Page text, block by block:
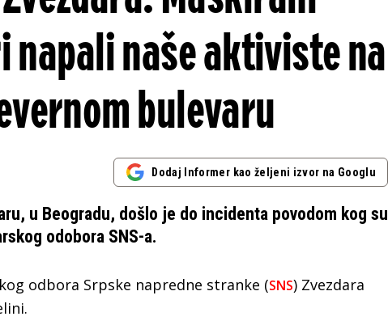
napali naše aktiviste na
bulevaru
Dodaj Informer kao željeni izvor na Googlu
u Beogradu, došlo je do incidenta povodom kog su
odobora SNS-a.
odbora Srpske napredne stranke (SNS) Zvezdara